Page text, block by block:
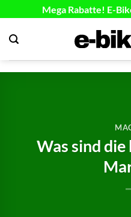
springen
Mega Rabatte! E-
Was sind